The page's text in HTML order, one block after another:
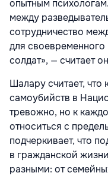
опытным
между
сотрудничество
для
солдат», — считает
Шалару считает, что
самоубийств в
тревожно, но к
относиться с
подчеркивает, что
в гражданской
разными: от